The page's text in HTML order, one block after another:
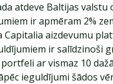
atdeve Baltijas valstu
ir apmēram 2%
Capitalia aizdevumu
ir salīdzinoši
ar vismaz 10
ieguldījumi šādos